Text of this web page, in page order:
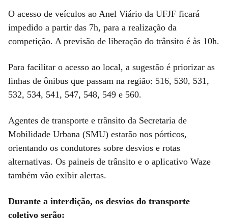
O acesso de veículos ao Anel Viário da UFJF ficará
impedido a partir das 7h, para a realização da
competição. A previsão de liberação do trânsito é às 10h.
Para facilitar o acesso ao local, a sugestão é priorizar as
linhas de ônibus que passam na região: 516, 530, 531,
532, 534, 541, 547, 548, 549 e 560.
Agentes de transporte e trânsito da Secretaria de
Mobilidade Urbana (SMU) estarão nos pórticos,
orientando os condutores sobre desvios e rotas
alternativas. Os paineis de trânsito e o aplicativo Waze
também vão exibir alertas.
Durante a interdição, os desvios do transporte
coletivo serão: